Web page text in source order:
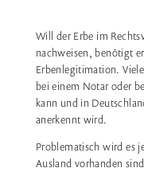
Will der Erbe im
nachweisen, benötigt
Erbenlegitimation.
bei einem Notar oder
kann und in
anerkennt wird.
Problematisch wird es
Ausland vorhanden